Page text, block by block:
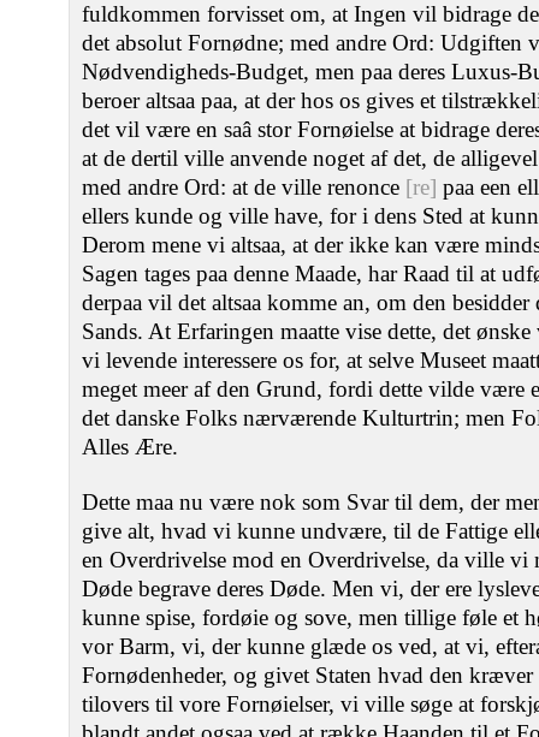
fuldkommen forvisset om, at Ingen vil bidrage
det absolut Fornødne; med andre Ord: Udgiften
Nødvendigheds-Budget, men paa deres Luxus-
beroer altsaa paa, at der hos os gives et
det vil være en saâ stor Fornøielse at bidrage
at de dertil ville anvende noget af det, de
med andre Ord: at de ville renonce [re] paa een
ellers kunde og ville have, for i dens Sted at
Derom mene vi altsaa, at der ikke kan være
Sagen tages paa denne Maade, har Raad til at
derpaa vil det altsaa komme an, om den
Sands. At Erfaringen maatte vise dette, det
vi levende interessere os for, at selve Museet
meget meer af den Grund, fordi dette vilde
det danske Folks nærværende Kulturtrin; men
Alles Ære.
Dette maa nu være nok som Svar til dem, der
give alt, hvad vi kunne undvære, til de Fattige
en Overdrivelse mod en Overdrivelse, da ville vi
Døde begrave deres Døde. Men vi, der ere
kunne spise, fordøie og sove, men tillige føle et
vor Barm, vi, der kunne glæde os ved, at vi,
Fornødenheder, og givet Staten hvad den
tilovers til vore Fornøielser, vi ville søge at